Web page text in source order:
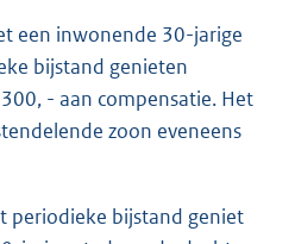
een inwonende 30-jarige
bijstand genieten
- aan compensatie. Het
zoon eveneens
periodieke bijstand geniet